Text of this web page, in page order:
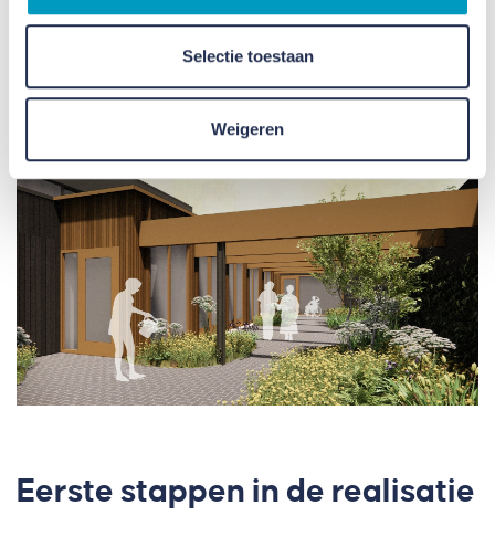
Selectie toestaan
Weigeren
Eerste stappen in de realisatie